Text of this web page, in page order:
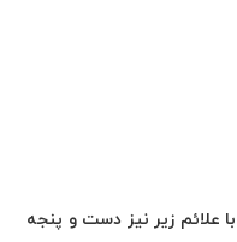
با علائم زیر نیز دست و پنجه